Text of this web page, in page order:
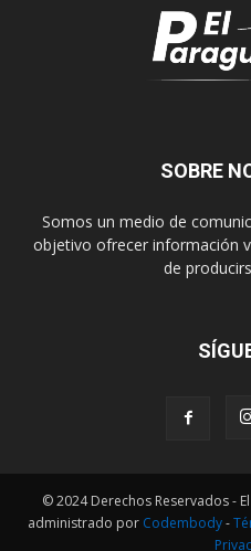
SOBRE
Somos un medio de
objetivo ofrecer información
de
© 2024 Derechos Reservados -
administrado por Codembody-